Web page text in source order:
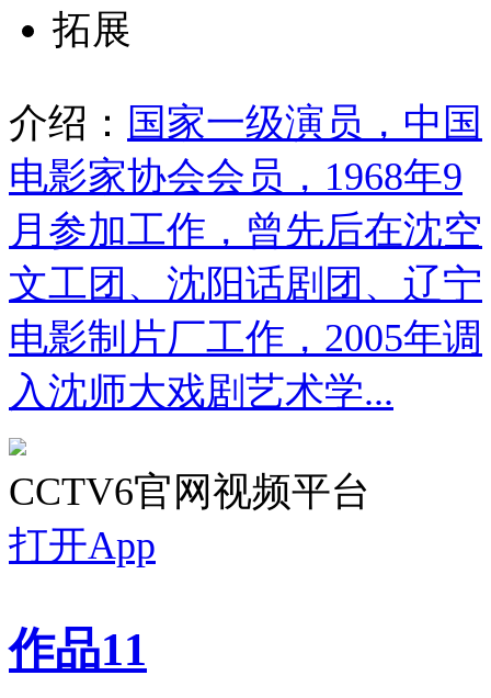
拓展
介绍： 国家一级演员，中国
电影家协会会员，1968年9
月参加工作，曾先后在沈空
文工团、沈阳话剧团、辽宁
电影制片厂工作，2005年调
入沈师大戏剧艺术学...
CCTV6官网视频平台
打开App
作品11